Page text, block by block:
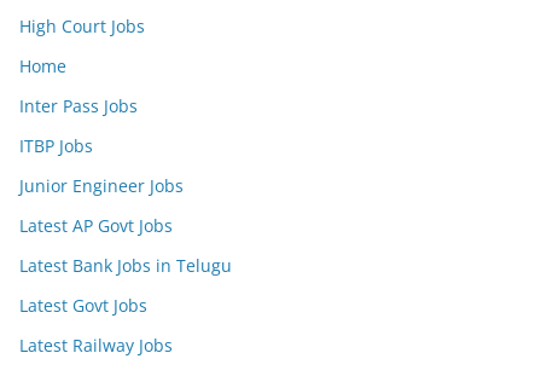
High Court Jobs
Home
Inter Pass Jobs
ITBP Jobs
Junior Engineer Jobs
Latest AP Govt Jobs
Latest Bank Jobs in Telugu
Latest Govt Jobs
Latest Railway Jobs